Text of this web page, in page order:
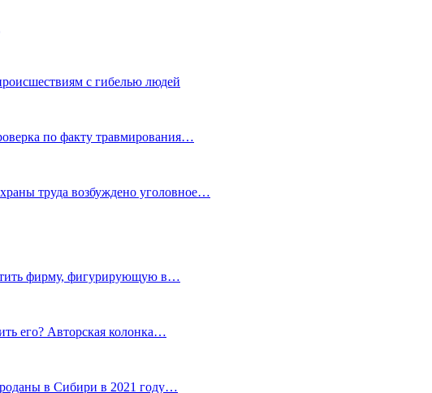
с гибелью людей
по факту травмирования…
труда возбуждено уголовное…
фирму, фигурирующую в…
его? Авторская колонка…
в Сибири в 2021 году…